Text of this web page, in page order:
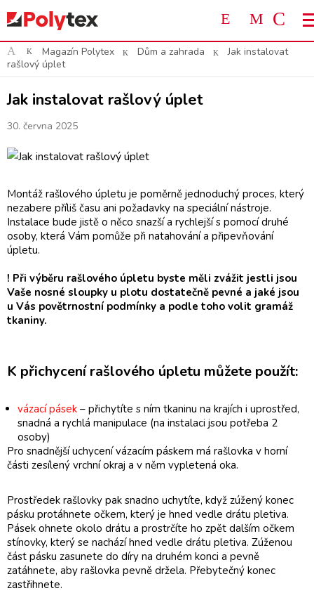
Magazín Polytex Dům a zahrada
Jak instalovat
rašlový úplet
Jak instalovat rašlový úplet
30. června 2025
Montáž rašlového úpletu je poměrně jednoduchý proces, který
nezabere příliš času ani požadavky na speciální nástroje.
Instalace bude jistě o něco snazší a rychlejší s pomocí druhé
osoby, která Vám pomůže při natahování a připevňování
úpletu.
! Při výběru rašlového úpletu byste měli zvážit jestli jsou
Vaše nosné sloupky u plotu dostatečně pevné a jaké jsou
u Vás povětrnostní podmínky a podle toho volit gramáž
tkaniny.
K přichycení rašlového úpletu můžete použít:
vázací pásek – přichytíte s ním tkaninu na krajích i uprostřed,
snadná a rychlá manipulace (na instalaci jsou potřeba 2
osoby)
Pro snadnější uchycení vázacím páskem má rašlovka v horní
části zesílený vrchní okraj a v něm vypletená oka.
Prostředek rašlovky pak snadno uchytíte, když zúžený konec
pásku protáhnete očkem, který je hned vedle drátu pletiva.
Pásek ohnete okolo drátu a prostrčíte ho zpět dalším očkem
stínovky, který se nachází hned vedle drátu pletiva. Zúženou
část pásku zasunete do díry na druhém konci a pevně
zatáhnete, aby rašlovka pevně držela. Přebytečný konec
zastřihnete.